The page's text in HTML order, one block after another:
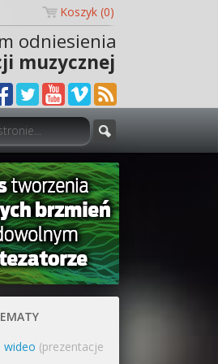
Koszyk (0)
odniesienia
muzycznej
wideo (prezentacje